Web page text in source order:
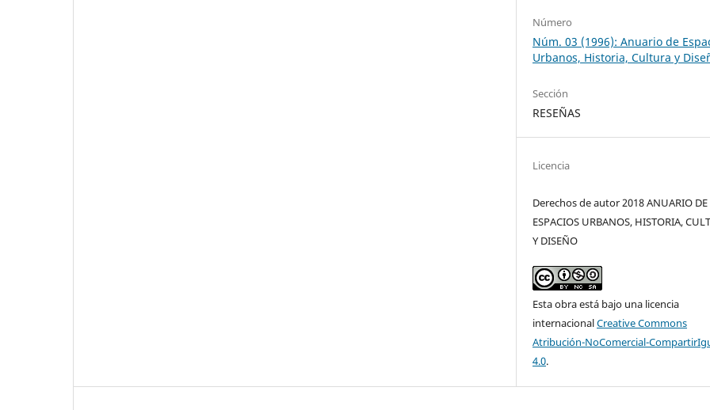
Número
Núm. 03 (1996): Anuario de
Urbanos, Historia, Cultura y
Sección
RESEÑAS
Licencia
Derechos de autor 2018 ANUARIO DE
ESPACIOS URBANOS, HISTORIA,
Y DISEÑO
Esta obra está bajo una licencia
internacionalCreative Commons
Atribución-NoComercial-
4.0.